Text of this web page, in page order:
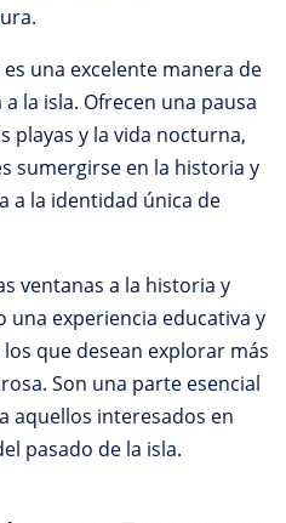
una excelente manera de
la isla. Ofrecen una pausa
playas y la vida nocturna,
sumergirse en la historia y
a la identidad única de
ventanas a la historia y
una experiencia educativa y
que desean explorar más
Son una parte esencial
aquellos interesados en
pasado de la isla.